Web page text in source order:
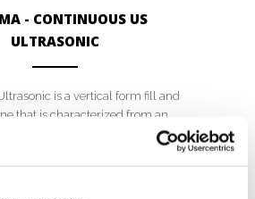
- CONTINUOUS US
ULTRASONIC
is a vertical form fill and
that is characterized from an